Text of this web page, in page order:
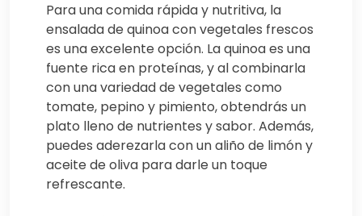
Para una comida rápida y nutritiva, la
ensalada de quinoa con vegetales frescos
es una excelente opción. La quinoa es una
fuente rica en proteínas, y al combinarla
con una variedad de vegetales como
tomate, pepino y pimiento, obtendrás un
plato lleno de nutrientes y sabor. Además,
puedes aderezarla con un aliño de limón y
aceite de oliva para darle un toque
refrescante.